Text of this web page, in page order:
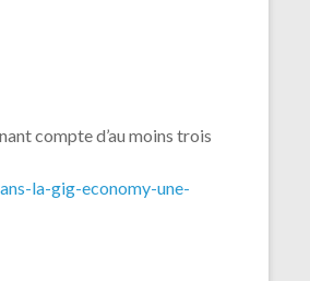
compte d’au moins trois
la-gig-economy-une-